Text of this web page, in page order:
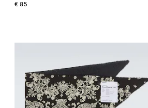
€ 85
original price